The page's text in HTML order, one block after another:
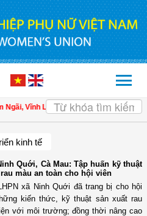
Vĩnh Long sơ kết công tác Hội và phong
kinh tế
Quới, Cà Mau: Tập huấn kỹ thuật
màu an toàn cho hội viên
xã Ninh Quới đã trang bị cho hội
kiến thức, kỹ thuật sản xuất rau
với môi trường; đồng thời nâng cao